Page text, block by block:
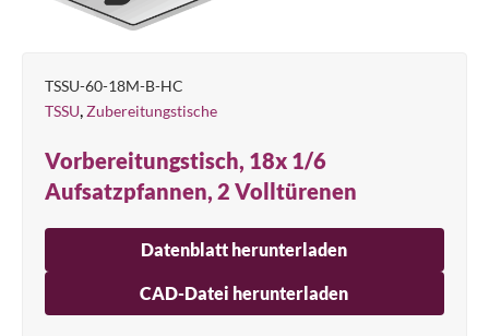
TSSU-60-18M-B-HC
TSSU Zubereitungstische
Vorbereitungstisch, 18x 1/6
Aufsatzpfannen, 2 Volltürenen
Datenblatt herunterladen
CAD-Datei herunterladen